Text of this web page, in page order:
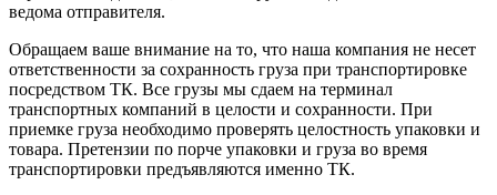
ведома отправителя.
Обращаем ваше внимание на то, что наша компания не несет
ответственности за сохранность груза при транспортировке
посредством ТК. Все грузы мы сдаем на терминал
транспортных компаний в целости и сохранности. При
приемке груза необходимо проверять целостность упаковки и
товара. Претензии по порче упаковки и груза во время
транспортировки предъявляются именно ТК.